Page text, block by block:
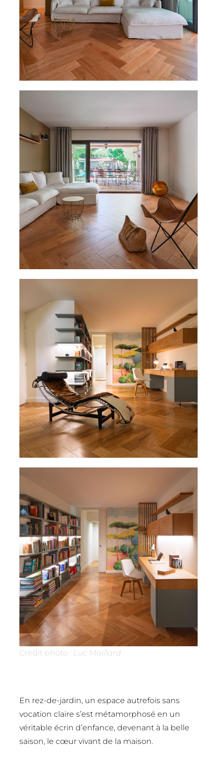
Crédit photo : Luc Maillard
En rez-de-jardin, un espace autrefois sans
vocation claire s’est métamorphosé en un
véritable écrin d’enfance, devenant à la belle
saison, le cœur vivant de la maison.